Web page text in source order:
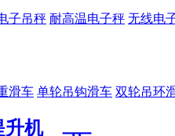
子吊秤 耐高温电子秤 无线电
滑车 单轮吊钩滑车 双轮吊环
升机